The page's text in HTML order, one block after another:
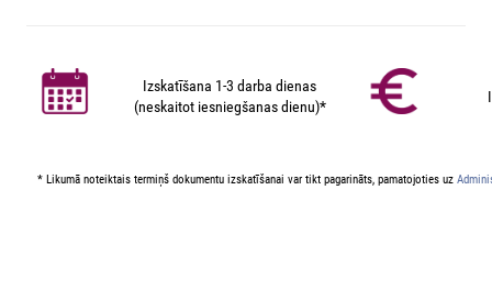
Izskatīšana 1-3 darba dienas
(neskaitot iesniegšanas dienu)*
* Likumā noteiktais termiņš dokumentu izskatīšanai var tikt pagarināts, pamatojoties uz